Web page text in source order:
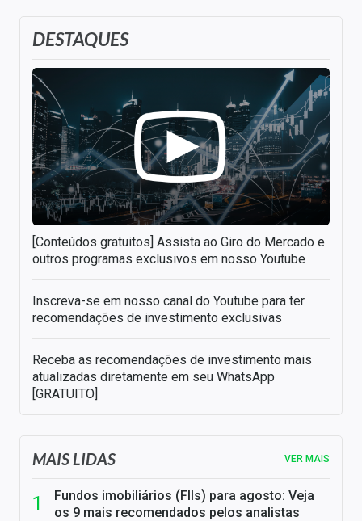
DESTAQUES
[Conteúdos gratuitos] Assista ao Giro do Mercado e
outros programas exclusivos em nosso Youtube
Inscreva-se em nosso canal do Youtube para ter
recomendações de investimento exclusivas
Receba as recomendações de investimento mais
atualizadas diretamente em seu WhatsApp
[GRATUITO]
MAIS LIDAS VER MAIS
Fundos imobiliários (FIIs) para agosto: Veja
os 9 mais recomendados pelos analistas